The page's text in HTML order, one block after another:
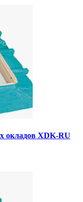
окладов XDK-RU